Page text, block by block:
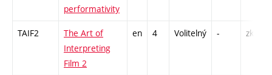
performativity
TAIF2
The Art of
Interpreting
Film 2
en 4 Volitelný - zk